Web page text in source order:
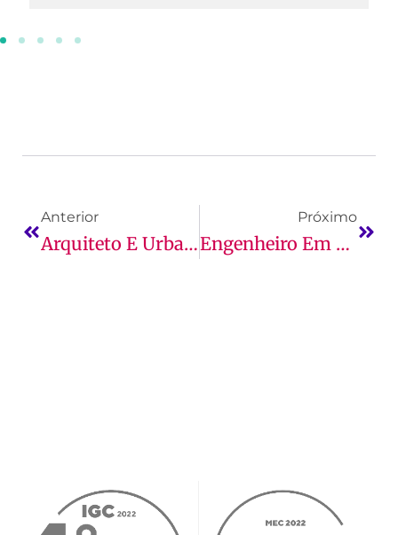
Anterior
Arquiteto E Urbanista: Quais São As Principais Funções!
Próximo
Engenheiro Em Software: O Que Faz, Curso E Mais!